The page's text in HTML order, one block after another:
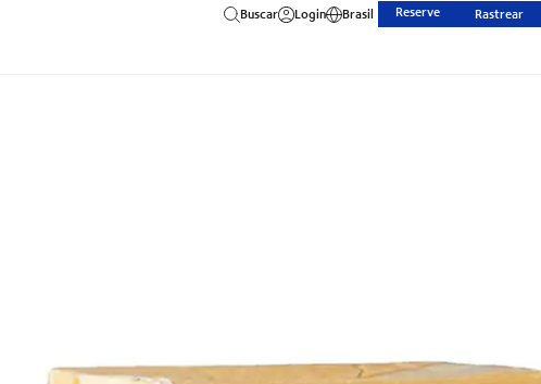
Buscar Login Brasil Reserve Rastrear